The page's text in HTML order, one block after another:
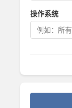
操作系统